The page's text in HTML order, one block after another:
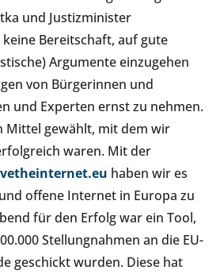
und Justizminister
Bereitschaft, auf gute
Argumente einzugehen
von Bürgerinnen und
und Experten ernst zu nehmen.
Mittel gewählt, mit dem wir
waren. Mit der
haben wir es
offene Internet in Europa zu
für den Erfolg war ein Tool,
Stellungnahmen an die EU-
geschickt wurden. Diese hat